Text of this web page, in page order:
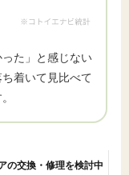
た」と感じない
着いて見比べて
の交換・修理を検討中